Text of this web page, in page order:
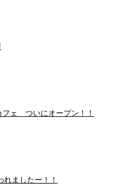
ェ ついにオープン！！
れましたー！！